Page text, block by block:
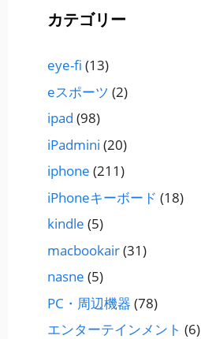
カテゴリー
eye-fi (13)
eスポーツ (2)
ipad (98)
iPadmini (20)
iphone (211)
iPhoneキーボード (18)
kindle (5)
macbookair(31)
nasne (5)
PC・周辺機器 (78)
エンターテインメント (6)